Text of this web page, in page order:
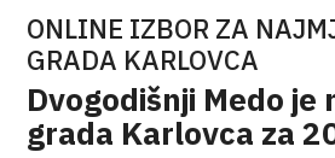
ONLINE IZBOR ZA
GRADA KARLOVCA
Dvogodišnji Medo je
grada Karlovca za